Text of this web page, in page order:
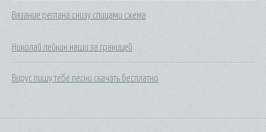
Вязание реглана снизу спицами схема
Николай лейкин наши за границей
Вирус пишу тебе песни скачать бесплатно